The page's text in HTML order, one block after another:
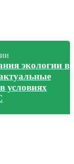
экологии в
условиях